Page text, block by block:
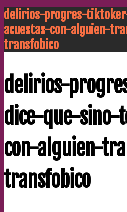
delirios-progres-
acuestas-con-alguien-
transfobico
delirios-
dice-que-sino-
con-alguien-
transfobico